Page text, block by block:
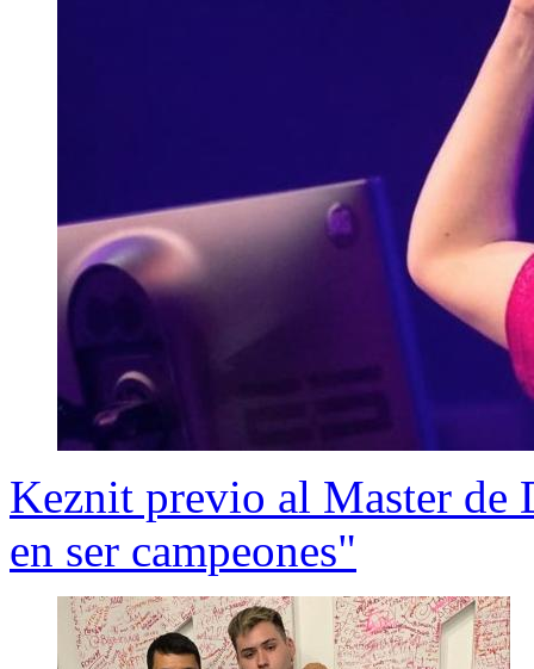
Keznit previo al Master de
en ser campeones"